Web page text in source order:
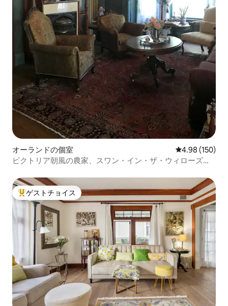
オーランドの個室 レビュー150
4.98 (150)
ビクトリア朝風の農家、スワン・イン・ザ・ウィローズ・
大好評のゲストチョイスです。
ゲストチョイス